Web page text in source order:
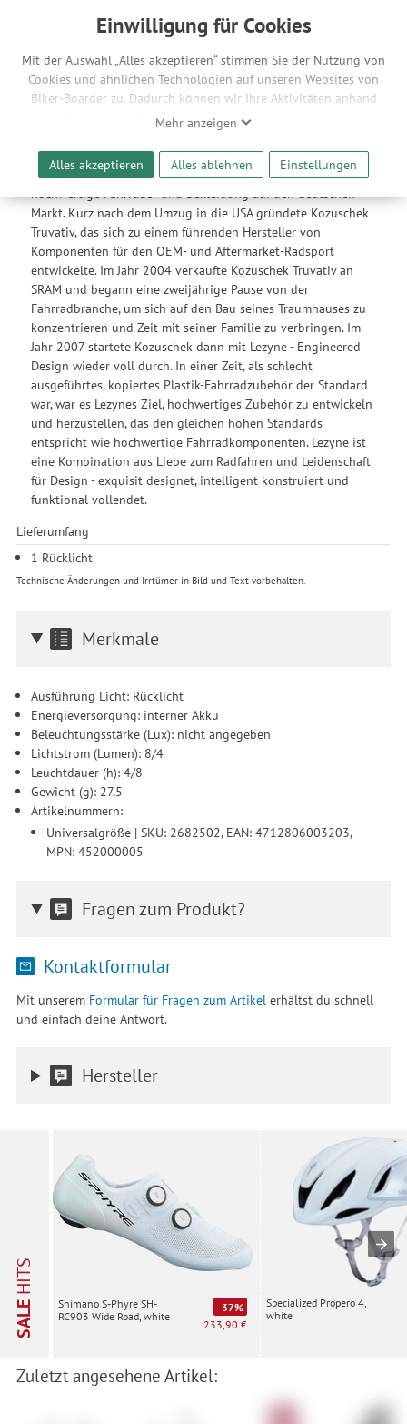
Einwilligung für Cookies
Mit der Auswahl „Alles akzeptieren“ stimmen Sie der Nutzung von
Cookies und ähnlichen Technologien auf unseren Websites von
Biker-Boarder zu. Dadurch können wir Ihre Aktivitäten anhand
Ihrer Geräte- und Browsereinstellungen nachvollziehen. Dies
ermöglicht es uns, anhand ihrer Interessen nutzungsbasierte
Werbeanzeigen für Sie bereitzustellen sowie Funktionalitäten
unserer Website sicherzustellen und stetig zu verbessern. Dabei
werden Ihre Daten auch an Drittanbieter und Werbepartner
weitergegeben. Die Verarbeitung erfolgt ausschließlich zum
Zwecke der Einbindung von Streaming-Inhalten und der
Durchführung von statistischer Analyse, Reichweitenmessungen,
Produktempfehlungen und nutzungsbasierter Werbung.
Informationen zu den einzelnen Funktionen, den Drittanbietern
und der Speicherdauer finden Sie unter Einstellungen. Diese
Einwilligung ist freiwillig, für die Nutzung unserer Website nicht
erforderlich und gilt, bis sie widerrufen wird. Sie können Ihre
Einwilligung unter Einstellungen lediglich für bestimmte
Drittanbieter erteilen und jederzeit für die Zukunft widerrufen.
Mehr anzeigen
Alles akzeptieren Alles ablehnen Einstellungen
8 / 4 Lumen (Blast / Economy)
4 / 8 h Leuchtdauer (Blast / Economy)
3 h Ladezeit
27,5 g Gewicht
Lezyne wurde am 1. März 2007 von Micki Kozuschek
gegründet. In der Blütezeit seiner Karriere als Profi-Triathlet
startete Kozuschek mit Maxcycles und brachte erschwingliche,
Markt. Kurz nach dem Umzug in die USA gründete Kozuschek
Truvativ, das sich zu einem führenden Hersteller von
Komponenten für den OEM- und Aftermarket-Radsport
entwickelte. Im Jahr 2004 verkaufte Kozuschek Truvativ an
SRAM und begann eine zweijährige Pause von der
Fahrradbranche, um sich auf den Bau seines Traumhauses zu
konzentrieren und Zeit mit seiner Familie zu verbringen. Im
Jahr 2007 startete Kozuschek dann mit Lezyne - Engineered
Design wieder voll durch. In einer Zeit, als schlecht
ausgeführtes, kopiertes Plastik-Fahrradzubehör der Standard
war, war es Lezynes Ziel, hochwertiges Zubehör zu entwickeln
und herzustellen, das den gleichen hohen Standards
entspricht wie hochwertige Fahrradkomponenten. Lezyne ist
eine Kombination aus Liebe zum Radfahren und Leidenschaft
für Design - exquisit designet, intelligent konstruiert und
funktional vollendet.
Lieferumfang
1 Rücklicht
Technische Änderungen und Irrtümer in Bild und Text vorbehalten.
Merkmale
Ausführung Licht: Rücklicht
Energieversorgung: interner Akku
Beleuchtungsstärke (Lux): nicht angegeben
Lichtstrom (Lumen): 8/4
Leuchtdauer (h): 4/8
Gewicht (g): 27,5
Artikelnummern:
Universalgröße | SKU: 2682502, EAN: 4712806003203,
MPN: 452000005
Fragen zum Produkt?
Kontaktformular
Mit unserem Formular für Fragen zum Artikel erhältst du schnell
und einfach deine Antwort.
Hersteller
SALE
HITS
Shimano S-Phyre SH-
RC903 Wide Road, white
-37%
233,90 €
Specialized Propero 4,
white
Zuletzt angesehene Artikel: